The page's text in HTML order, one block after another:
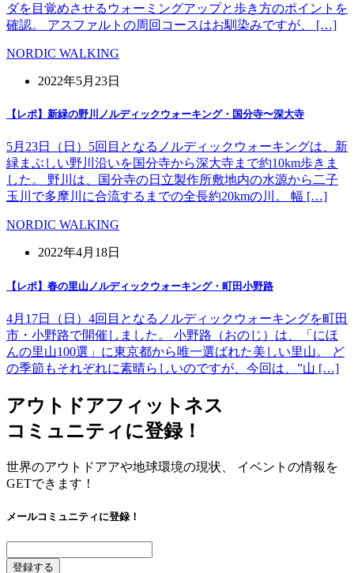
ダを目覚めさせるウォーミングアップと歩き方のポイントを
確認。 アスファルトの周回コースはお馴染みですが、 […]
NORDIC WALKING
2022年5月23日
【レポ】新緑の野川ノルディックウォーキング・国分寺〜深大寺
5月23日（日）5回目となるノルディックウォーキングは、新
緑まぶしい野川沿いを国分寺から深大寺まで約10km歩きま
した。 野川は、国分寺の日立製作所敷地内の水源から二子
玉川で多摩川に合流するまでの全長約20kmの川。 幅 […]
NORDIC WALKING
2022年4月18日
【レポ】春の里山ノルディックウォーキング・町田小野路
4月17日（日）4回目となるノルディックウォーキングを町田
市・小野路で開催しました。 小野路（おのじ）は、「にほ
んの里山100選」に東京都から唯一選ばれた美しい里山。 ど
の季節もそれぞれに素晴らしいのですが、今回は、”山 […]
アウトドアフィットネス
コミュニティに登録！
世界のアウトドアアや地球環境の現状、 イベントの情報を
GETできます！
メールコミュニティに登録！